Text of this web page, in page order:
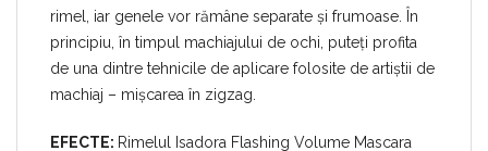
rimel, iar genele vor rămâne separate și frumoase. În
principiu, în timpul machiajului de ochi, puteți profita
de una dintre tehnicile de aplicare folosite de artiștii de
machiaj – mișcarea în zigzag.
EFECTE: Rimelul Isadora Flashing Volume Mascara